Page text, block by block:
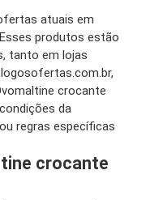
atuais em
produtos estão
tanto em lojas
crocante
da
regras específicas
crocante